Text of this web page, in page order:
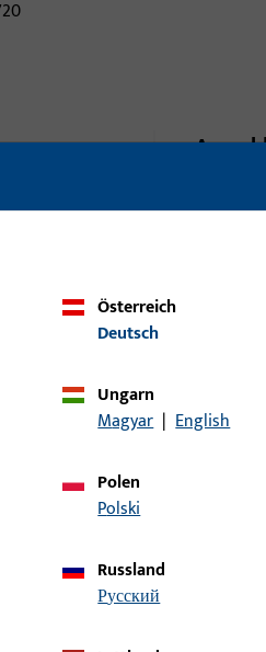
Österreich
Deutsch
Ungarn
Magyar | English
Polen
Polski
Russland
русский